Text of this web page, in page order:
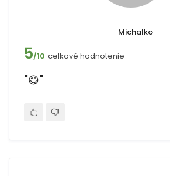
Michalko
5/10 celkové hodnotenie
"😋"